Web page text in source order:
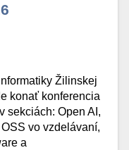
Žilinskej
konať konferencia
sekciách: Open AI,
vo vzdelávaní,
a